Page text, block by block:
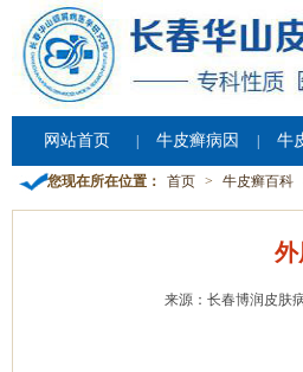
网站首页 牛皮癣病因 牛
您现在所在位置： 首页 > 牛皮癣百科
外
来源：长春博润皮肤